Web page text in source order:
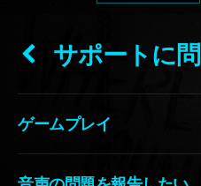
サポートに
ゲームプレイ